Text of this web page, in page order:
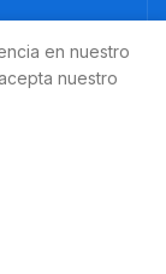
en nuestro
nuestro